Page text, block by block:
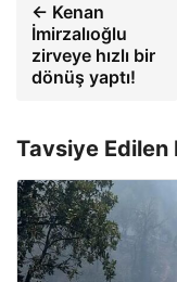
← Kenan
İmirzalıoğlu
zirveye hızlı bir
dönüş yaptı!
Tavsiye Edilen